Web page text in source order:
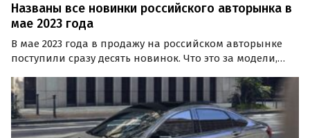
Названы все новинки российского авторынка в
мае 2023 года
В мае 2023 года в продажу на российском авторынке
поступили сразу десять новинок. Что это за модели,
долгожданных премьер в мае стал запуск обновленной
LADA Vesta NG.